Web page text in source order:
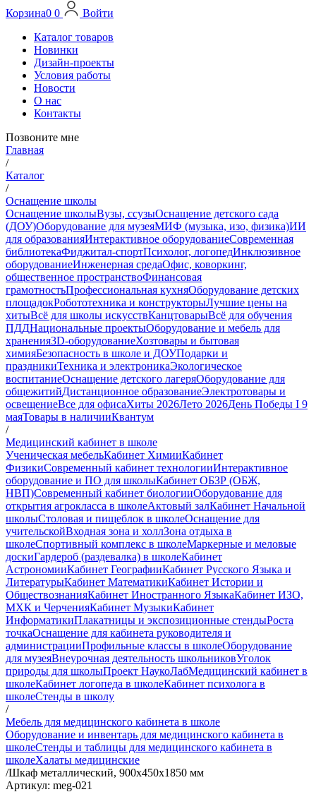
Корзина0 0
Войти
Каталог товаров
Новинки
Дизайн-проекты
Условия работы
Новости
О нас
Контакты
Позвоните мне
Главная
/
Каталог
/
Оснащение школы
Оснащение школыВузы, ссузыОснащение детского сада
(ДОУ)Оборудование для музеяМИФ (музыка, изо, физика)ИИ
для образованияИнтерактивное оборудованиеСовременная
библиотекаФиджитал-спортПсихолог, логопедИнклюзивное
оборудованиеИнженерная средаОфис, коворкинг,
общественное пространствоФинансовая
грамотностьПрофессиональная кухняОборудование детских
площадокРобототехника и конструкторыЛучшие цены на
хитыВсё для школы искусствКанцтоварыВсё для обучения
ПДДНациональные проектыОборудование и мебель для
хранения3D-оборудованиеХозтовары и бытовая
химияБезопасность в школе и ДОУПодарки и
праздникиТехника и электроникаЭкологическое
воспитаниеОснащение детского лагеряОборудование для
общежитийДистанционное образованиеЭлектротовары и
освещениеВсе для офисаХиты 2026Лето 2026День Победы I 9
маяТовары в наличииКвантум
/
Медицинский кабинет в школе
Ученическая мебельКабинет ХимииКабинет
ФизикиСовременный кабинет технологииИнтерактивное
оборудование и ПО для школыКабинет ОБЗР (ОБЖ,
НВП)Современный кабинет биологииОборудование для
открытия агрокласса в школеАктовый залКабинет Начальной
школыСтоловая и пищеблок в школеОснащение для
учительскойВходная зона и холлЗона отдыха в
школеСпортивный комплекс в школеМаркерные и меловые
доскиГардероб (раздевалка) в школеКабинет
АстрономииКабинет ГеографииКабинет Русского Языка и
ЛитературыКабинет МатематикиКабинет Истории и
ОбществознанияКабинет Иностранного ЯзыкаКабинет ИЗО,
МХК и ЧерченияКабинет МузыкиКабинет
ИнформатикиПлакатницы и экспозиционные стендыРоста
точкаОснащение для кабинета руководителя и
администрацииПрофильные классы в школеОборудование
для музеяВнеурочная деятельность школьниковУголок
природы для школыПроект НаукоЛабМедицинский кабинет в
школеКабинет логопеда в школеКабинет психолога в
школеСтенды в школу
/
Мебель для медицинского кабинета в школе
Оборудование и инвентарь для медицинского кабинета в
школеСтенды и таблицы для медицинского кабинета в
школеХалаты медицинские
/Шкаф металлический, 900х450х1850 мм
Артикул: meg-021